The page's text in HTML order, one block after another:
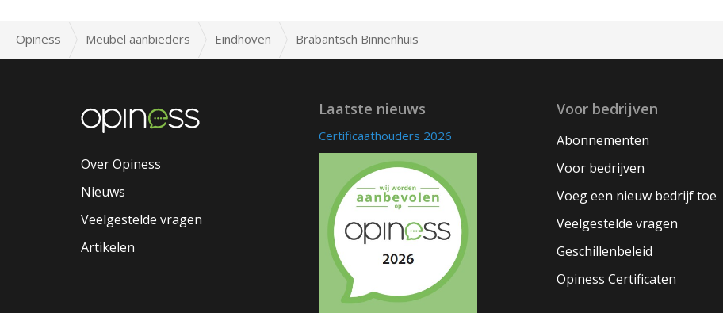
Opiness Meubel aanbieders Eindhoven Brabantsch Binnenhuis
Over Opiness
Nieuws
Veelgestelde vragen
Artikelen
Laatste nieuws
Certificaathouders 2026
Voor bedrijven
Abonnementen
Voor bedrijven
Voeg een nieuw bedrijf toe
Veelgestelde vragen
Geschillenbeleid
Opiness Certificaten